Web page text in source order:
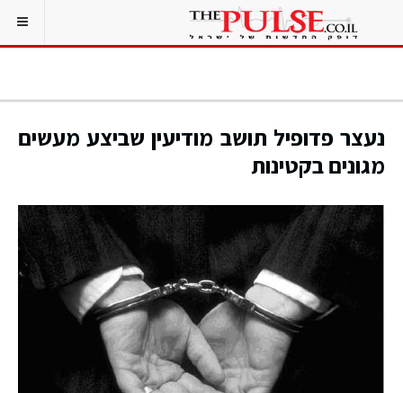
נעצר פדופיל תושב מודיעין שביצע מעשים
מגונים בקטינות